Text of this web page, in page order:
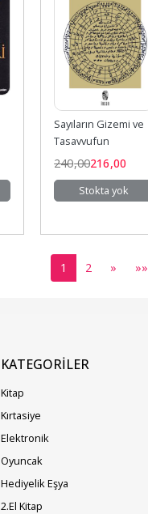
Sayıların Gizemi ve
Tasavvufun
Dinamikleri
240,00216,00
Stokta yok
1 2 » »»
KATEGORILER
Kitap
Kırtasiye
Elektronik
Oyuncak
Hediyelik Eşya
2.El Kitap